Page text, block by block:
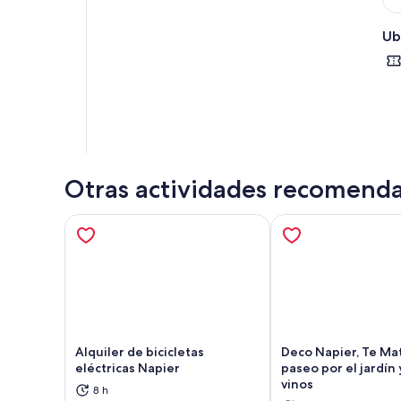
Otras actividades
Alquiler de bicicletas
eléctricas Napier
8 h
Deco Napier, Te
paseo por el jardín
vinos